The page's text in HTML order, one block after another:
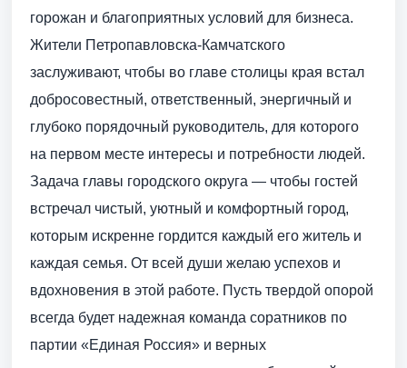
горожан и благоприятных условий для бизнеса.
Жители Петропавловска-Камчатского
заслуживают, чтобы во главе столицы края встал
добросовестный, ответственный, энергичный и
глубоко порядочный руководитель, для которого
на первом месте интересы и потребности людей.
Задача главы городского округа — чтобы гостей
встречал чистый, уютный и комфортный город,
которым искренне гордится каждый его житель и
каждая семья. От всей души желаю успехов и
вдохновения в этой работе. Пусть твердой опорой
всегда будет надежная команда соратников по
партии «Единая Россия» и верных